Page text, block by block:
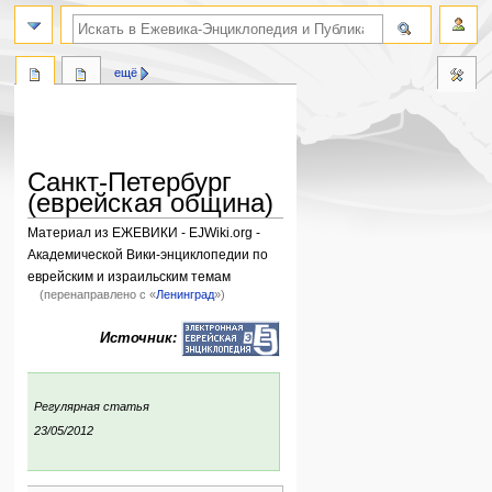
Санкт-Петербург
(еврейская община)
Материал из ЕЖЕВИКИ - EJWiki.org -
Академической Вики-энциклопедии по
еврейским и израильским темам
(перенаправлено с «Ленинград»)
Источник:
Регулярная статья
23/05/2012
ещё
поиск по словам